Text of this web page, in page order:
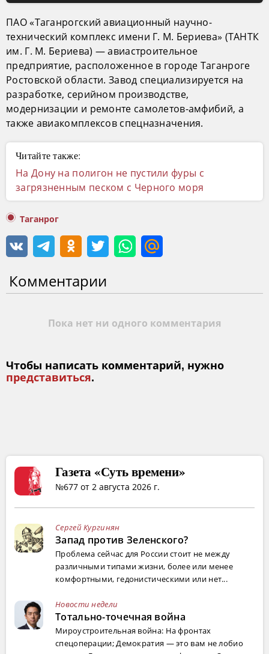
ПАО «Таганрогский авиационный научно-
технический комплекс имени Г. М. Бериева» (ТАНТК
им. Г. М. Бериева) — авиастроительное
предприятие, расположенное в городе Таганроге
Ростовской области. Завод специализируется на
разработке, серийном производстве,
модернизации и ремонте самолетов-амфибий, а
также авиакомплексов спецназначения.
Читайте также:
На Дону на полигон не пустили фуры с
загрязненным песком с Черного моря
Таганрог
Комментарии
Пока нет ни одного комментария
Чтобы написать комментарий, нужно
представиться.
Газета «Суть времени»
№677 от 2 августа 2026 г.
Сергей Кургинян
Запад против Зеленского?
Проблема сейчас для России стоит не между
различными типами жизни, более или менее
комфортными, гедонистическими или нет...
Новости недели
Тотально-точечная война
Мироустроительная война: На фронтах
спецоперации; Демократия — это вам не лобио